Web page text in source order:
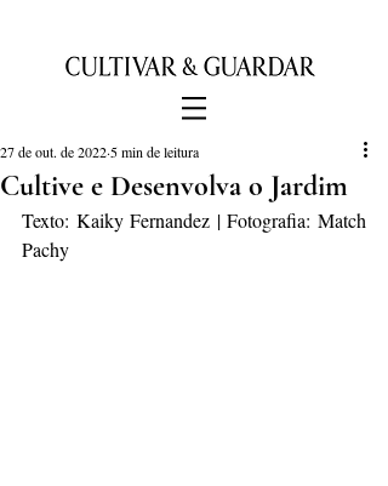
Cultive e Desenvolva o Jardim
27 de out. de 2022 5 min de leitura
Texto: Kaiky Fernandez | Fotografia: Match
Pachy